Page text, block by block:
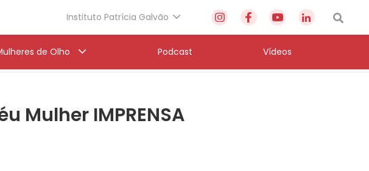
Instituto Patrícia Galvão
de Olho Podcast Vídeos
Mulher IMPRENSA